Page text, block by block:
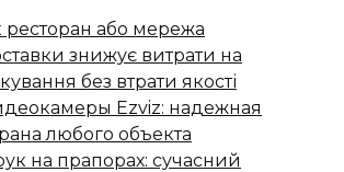
ресторан або мережа
знижує витрати на
без втрати якості
Ezviz: надежная
любого объекта
на прапорах: сучасний